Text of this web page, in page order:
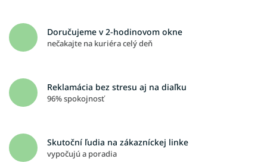
Doručujeme v 2-hodinovom okne
nečakajte na kuriéra celý deň
Reklamácia bez stresu aj na diaľku
96% spokojnosť
Skutoční ľudia na zákazníckej linke
vypočujú a poradia